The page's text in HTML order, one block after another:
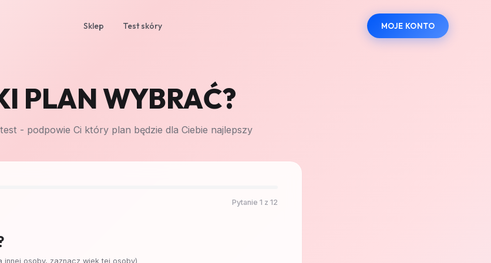
Sklep Test skóry MOJE KONTO
PLAN WYBRAĆ?
- podpowie Ci który plan będzie dla Ciebie najlepszy
Pytanie 1 z 12
innej osoby, zaznacz wiek tej osoby)